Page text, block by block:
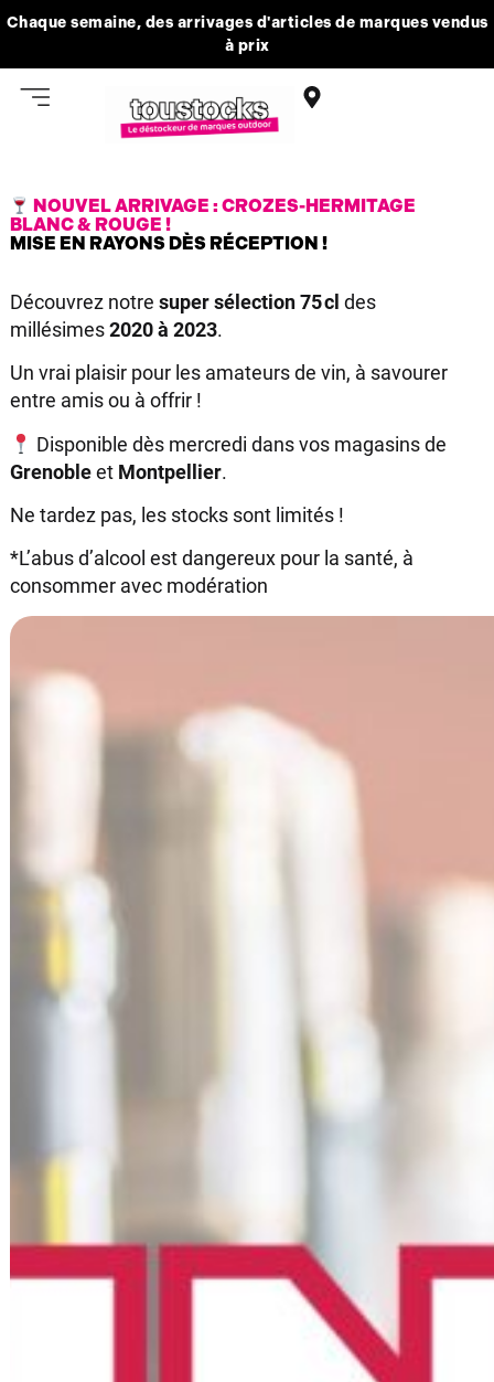
Chaque semaine, des arrivages d'articles de marques vendus
à prix
NOUVEL ARRIVAGE : CROZES-HERMITAGE
BLANC & ROUGE !
MISE EN RAYONS DÈS RÉCEPTION !
Découvrez notre super sélection 75 cl des
millésimes2020 à 2023.
Un vrai plaisir pour les amateurs de vin, à savourer
entre amis ou à offrir !
Disponible dès mercredi dans vos magasins de
Grenobleet Montpellier.
Ne tardez pas, les stocks sont limités !
*L’abus d’alcool est dangereux pour la santé, à
consommer avec modération